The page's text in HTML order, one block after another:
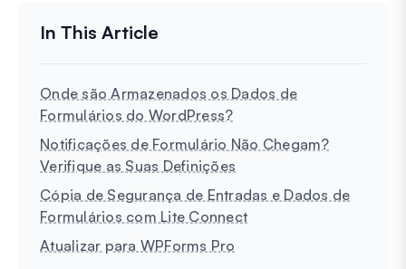
Onde são Armazenados os Dados de
Formulários do WordPress?
Notificações de Formulário Não Chegam?
Verifique as Suas Definições
Cópia de Segurança de Entradas e Dados de
Formulários com Lite Connect
Atualizar para WPForms Pro